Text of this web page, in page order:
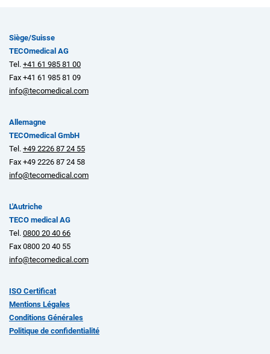
Siège/Suisse
TECOmedical AG
Tel. +41 61 985 81 00
Fax +41 61 985 81 09
info@tecomedical.com
Allemagne
TECOmedical GmbH
Tel. +49 2226 87 24 55
Fax +49 2226 87 24 58
info@tecomedical.com
L'Autriche
TECO medical AG
Tel. 0800 20 40 66
Fax 0800 20 40 55
info@tecomedical.com
ISO Certificat
Mentions Légales
Conditions Générales
Politique de confidentialité